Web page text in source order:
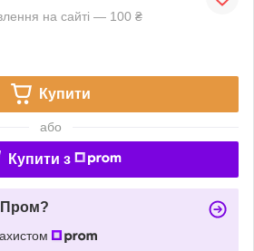
на сайті — 100 ₴
Купити
або
Купити з
Пром?